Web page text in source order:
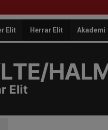
Elit Herrar Elit Akademi
Elit